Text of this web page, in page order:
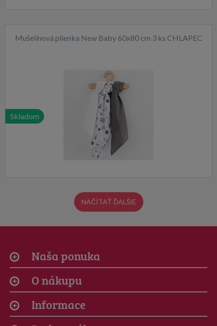
Mušelínová plienka New Baby 60x80 cm 3 ks CHLAPEC
Skladom
NAČÍTAŤ ĎALŠIE
Naša ponuka
O nákupu
Informace